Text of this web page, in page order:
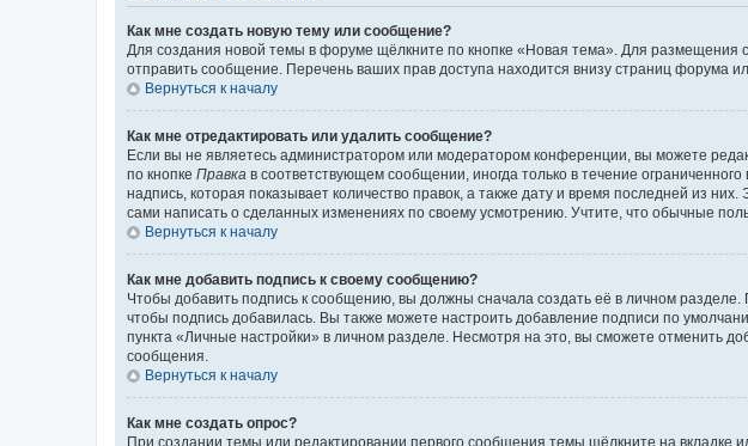
Как мне создать новую тему или сообщение?
Для создания новой темы в форуме щёлкните по кнопке «Новая тема». Для размещения
отправить сообщение. Перечень ваших прав доступа находится внизу страниц
Вернуться к началу
Как мне отредактировать или удалить сообщение?
Если вы не являетесь администратором или модератором конференции, вы можете
по кнопке Правка в соответствующем сообщении, иногда только в течение
надпись, которая показывает количество правок, а также дату и время последней из
сами написать о сделанных изменениях по своему усмотрению. Учтите, что обычные
Вернуться к началу
Как мне добавить подпись к своему сообщению?
Чтобы добавить подпись к сообщению, вы должны сначала создать её в личном
чтобы подпись добавилась. Вы также можете настроить добавление подписи по
пункта «Личные настройки» в личном разделе. Несмотря на это, вы сможете отменить
сообщения.
Вернуться к началу
Как мне создать опрос?
При создании темы или редактировании первого сообщения темы щёлкните на вкладке